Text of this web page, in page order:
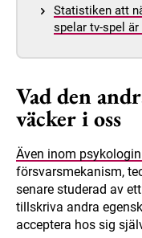
Statistiken att
spelar tv-spel
Vad den
väcker i oss
Även inom
försvarsmekanism,
senare studerad av
tillskriva andra
acceptera hos sig